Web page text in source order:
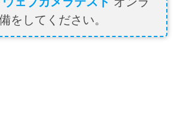
をしてください。